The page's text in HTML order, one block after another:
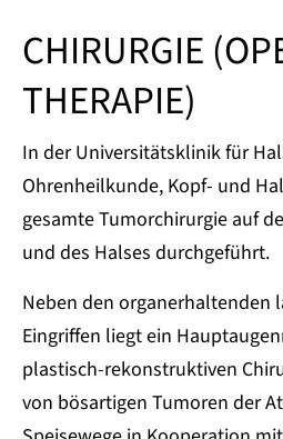
CHIRURGIE
THERAPIE)
In der Universitätsklinik für
Ohrenheilkunde, Kopf- und
gesamte Tumorchirurgie auf
und des Halses durchgeführt.
Neben den organerhaltenden
Eingriffen liegt ein
plastisch-rekonstruktiven
von bösartigen Tumoren der